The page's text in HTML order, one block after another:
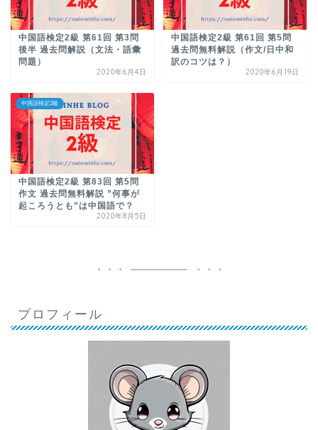
中国語検定2級 第61回 第3問
後半 過去問解説（文法・語彙
問題）
2020年6月4日
中国語検定2級 第61回 第5問
過去問無料解説（作文/日中和
訳のコツは？）
2020年6月19日
中国語検定2級
中国語検定2級 第83回 第5問
作文 過去問無料解説 ”何事が
起ころうとも”は中国語で？
2020年8月5日
プロフィール